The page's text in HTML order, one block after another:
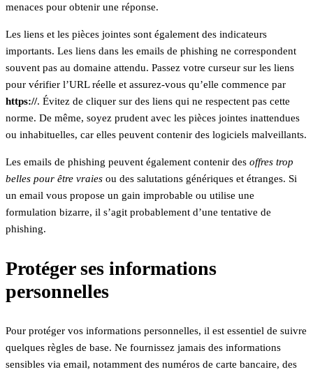
menaces pour obtenir une réponse.
Les liens et les pièces jointes sont également des indicateurs
importants. Les liens dans les emails de phishing ne correspondent
souvent pas au domaine attendu. Passez votre curseur sur les liens
pour vérifier l’URL réelle et assurez-vous qu’elle commence par
https://. Évitez de cliquer sur des liens qui ne respectent pas cette
norme. De même, soyez prudent avec les pièces jointes inattendues
ou inhabituelles, car elles peuvent contenir des logiciels malveillants.
Les emails de phishing peuvent également contenir des offres trop
belles pour être vraies ou des salutations génériques et étranges. Si
un email vous propose un gain improbable ou utilise une
formulation bizarre, il s’agit probablement d’une tentative de
phishing.
Protéger ses informations
personnelles
Pour protéger vos informations personnelles, il est essentiel de suivre
quelques règles de base. Ne fournissez jamais des informations
sensibles via email, notamment des numéros de carte bancaire, des